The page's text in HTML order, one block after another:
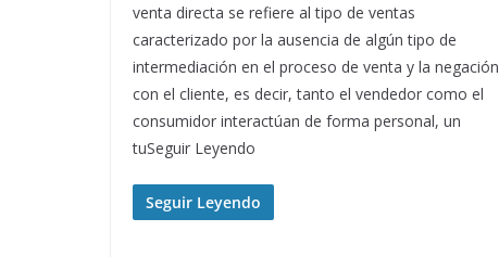
venta directa se refiere al tipo de ventas
caracterizado por la ausencia de algún tipo de
intermediación en el proceso de venta y la negación
con el cliente, es decir, tanto el vendedor como el
consumidor interactúan de forma personal, un
tuSeguir Leyendo
Seguir Leyendo